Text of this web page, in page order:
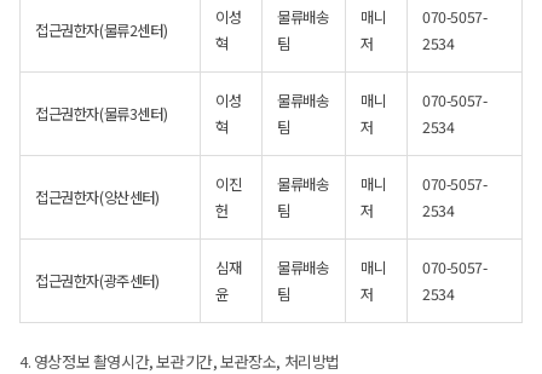
접근권한자(물류2센터)
이성
혁
물류배송
팀
매니
저
070-5057-
2534
접근권한자(물류3센터)
이성
혁
물류배송
팀
매니
저
070-5057-
2534
접근권한자(양산센터)
이진
헌
물류배송
팀
매니
저
070-5057-
2534
접근권한자(광주센터)
심재
윤
물류배송
팀
매니
저
070-5057-
2534
4. 영상정보 촬영시간, 보관기간, 보관장소, 처리방법